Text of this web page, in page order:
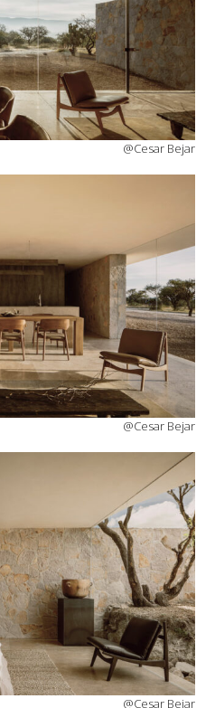
@Cesar Bejar
@Cesar Bejar
@Cesar Bejar